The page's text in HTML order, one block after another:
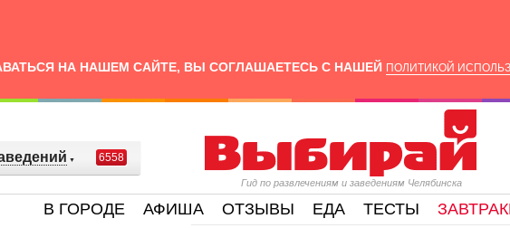
НА НАШЕМ САЙТЕ, ВЫ СОГЛАШАЕТЕСЬ С НАШЕЙ ПОЛИТИКОЙ
6558
Гид по развлечениям и заведениям Челябинска
В ГОРОДЕ АФИША ОТЗЫВЫ ЕДА ТЕСТЫ